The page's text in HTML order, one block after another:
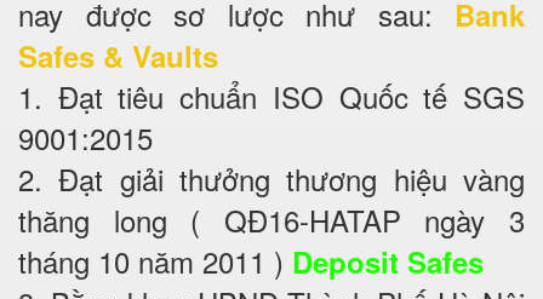
nay được sơ lược như sau: Bank
Safes & Vaults
1. Đạt tiêu chuẩn ISO Quốc tế SGS
9001:2015
2. Đạt giải thưởng thương hiệu vàng
thăng long ( QĐ16-HATAP ngày 3
tháng 10 năm 2011 ) Deposit Safes